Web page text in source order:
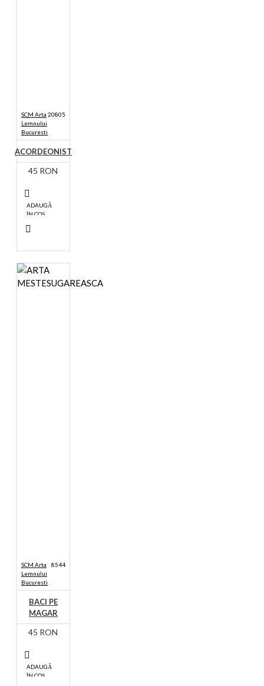
SCM Arta
Lemnului
Bucuresti
20805
ACORDEONIST
45 RON
ADAUGĂ
ÎN COŞ
SCM Arta
Lemnului
Bucuresti
8544
BACI PE
MAGAR
45 RON
ADAUGĂ
ÎN COŞ